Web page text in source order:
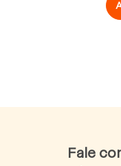
Fale